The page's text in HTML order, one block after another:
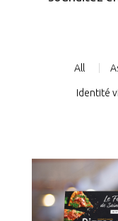
All
Identité